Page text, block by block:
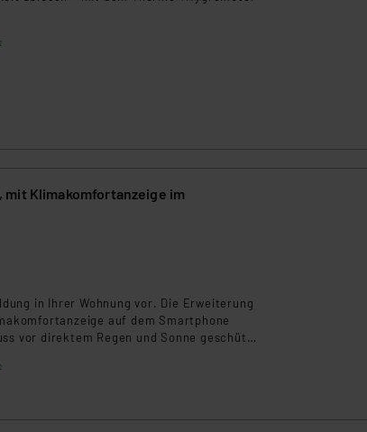
Klimakomfortanzeige im
in Ihrer Wohnung vor. Die Erweiterung
auf dem Smartphone
vor direktem Regen und Sonne geschützt